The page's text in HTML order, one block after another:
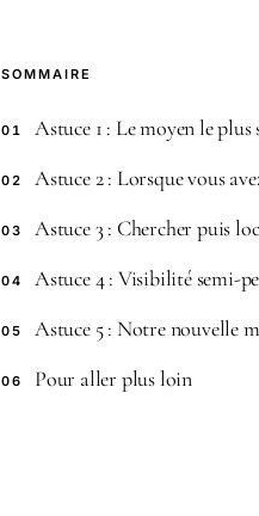
SOMMAIRE
01 Astuce 1 : Le moyen le
02 Astuce 2 : Lorsque vous
03 Astuce 3 : Chercher puis
04 Astuce 4 : Visibilité semi-
05 Astuce 5 : Notre nouvelle
06 Pour aller plus loin